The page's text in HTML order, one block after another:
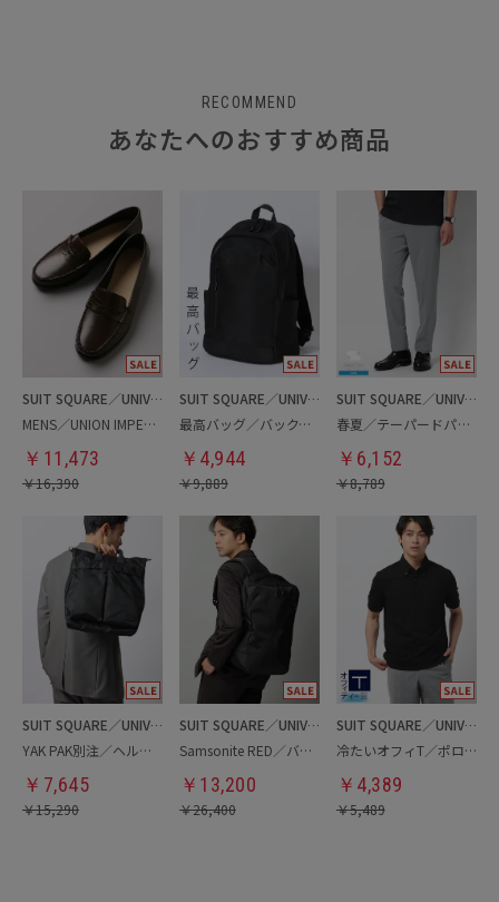
RECOMMEND
あなたへのおすすめ商品
SUIT SQUARE／UNIVERSAL LANGUAGE
MENS／UNION IMPERIAL監修／コインローファー
￥ 11,473
￥16,390
SUIT SQUARE／UNIVERSAL LANGUAGE
最高バッグ／バックパック
￥ 4,944
￥9,889
SUIT SQUARE／UNIVERSAL LANGUAGE
春夏／テーパードパンツ
￥ 6,152
￥8,789
SUIT SQUARE／UNIVERSAL LANGUAGE
YAK PAK別注／ヘルメットバッグ
￥ 7,645
￥15,290
SUIT SQUARE／UNIVERSAL LANGUAGE
Samsonite RED／バックパック
￥ 13,200
￥26,400
SUIT SQUARE／UNIVERSAL LANGUAGE
冷たいオフィT／ポロシャツ
￥ 4,389
￥5,489